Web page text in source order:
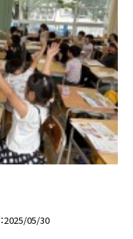
2025/05/30